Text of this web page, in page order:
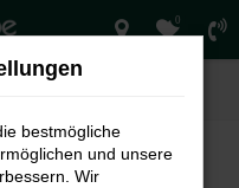
0
bestmögliche
und unsere
Wir